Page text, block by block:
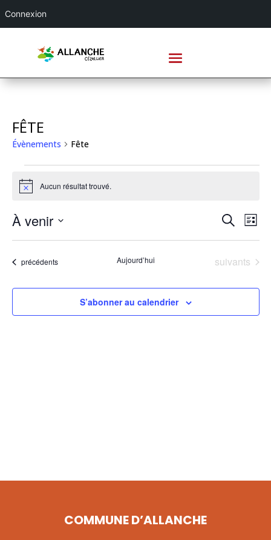
FÊTE
Évènements Fête
ÉVÈNEMENTS
Notice Aucun résultat trouvé.
ET
DE
Recherche
DE
Liste
À venir
date.Évènements
précédents Aujourd’hui Évènements
suivants
S’abonner au calendrier
COMMUNE D’ALLANCHE
Connexion